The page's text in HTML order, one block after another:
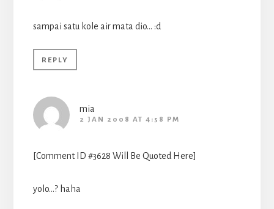
sampai satu kole air mata dio… :d
REPLY
mia
2 JAN 2008 AT 4:58 PM
[Comment ID #3628 Will Be Quoted Here]
yolo…? haha